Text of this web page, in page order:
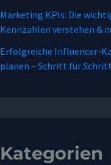
Marketing KPIs: Die
Kennzahlen verstehen &
Erfolgreiche Influencer-
planen – Schritt für
Kategorien